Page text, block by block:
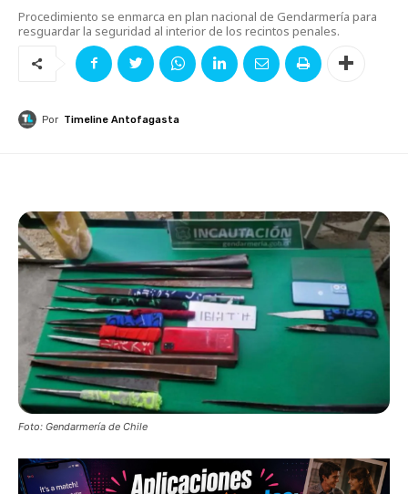
Procedimiento se enmarca en plan nacional de Gendarmería para
resguardar la seguridad al interior de los recintos penales.
Por Timeline Antofagasta
Foto: Gendarmería de Chile